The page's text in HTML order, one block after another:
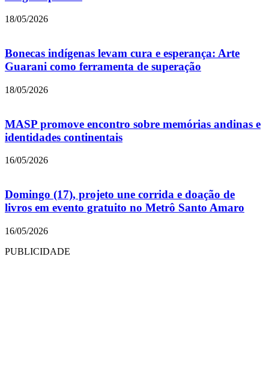
18/05/2026
Bonecas indígenas levam cura e esperança: Arte
Guarani como ferramenta de superação
18/05/2026
MASP promove encontro sobre memórias andinas e
identidades continentais
16/05/2026
Domingo (17), projeto une corrida e doação de
livros em evento gratuito no Metrô Santo Amaro
16/05/2026
PUBLICIDADE